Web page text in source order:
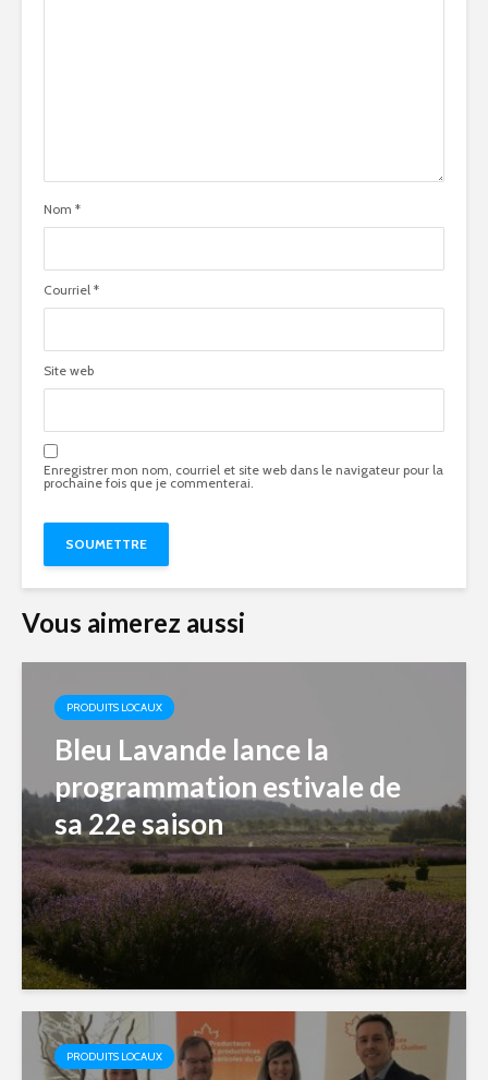
Nom *
Courriel *
Site web
Enregistrer mon nom, courriel et site web dans le navigateur pour la
prochaine fois que je commenterai.
Vous aimerez aussi
PRODUITS LOCAUX
Bleu Lavande lance la
programmation estivale de
sa 22e saison
PRODUITS LOCAUX